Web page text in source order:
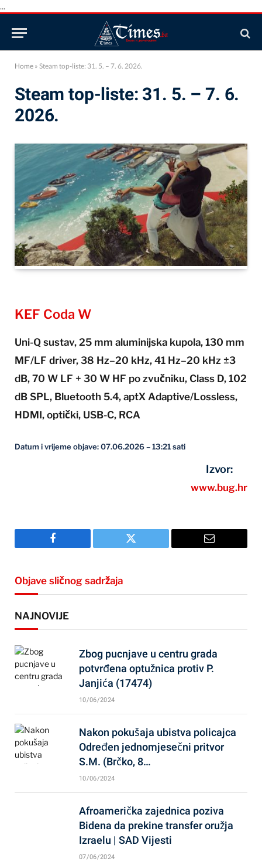
...
Home » Steam top-liste: 31. 5. – 7. 6. 2026.
Steam top-liste: 31. 5. – 7. 6.
2026.
KEF Coda W
Uni-Q sustav, 25 mm aluminijska kupola, 130 mm
MF/LF driver, 38 Hz–20 kHz, 41 Hz–20 kHz ±3
dB, 70 W LF + 30 W HF po zvučniku, Class D, 102
dB SPL, Bluetooth 5.4, aptX Adaptive/Lossless,
HDMI, optički, USB-C, RCA
Datum i vrijeme objave: 07.06.2026 – 13:21 sati
Izvor:
www.bug.hr
Facebook Twitter Email
Objave sličnog sadržaja
NAJNOVIJE
Zbog pucnjave u centru grada
potvrđena optužnica protiv P.
Janjića (17474)
10/06/2024
Nakon pokušaja ubistva policajca
Određen jednomjesečni pritvor
S.M. (Brčko, 8…
10/06/2024
Afroamerička zajednica poziva
Bidena da prekine transfer oružja
Izraelu | SAD Vijesti
07/06/2024